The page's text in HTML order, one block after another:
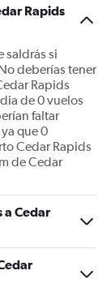
Rapids
saldrás si
deberías tener
Rapids
de 0 vuelos
faltar
que 0
Cedar Rapids
de Cedar
a Cedar